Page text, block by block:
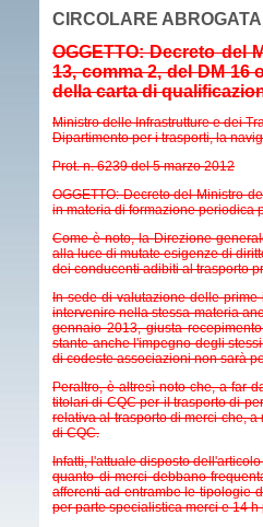
CIRCOLARE
OGGETTO: Decreto del
13, comma 2, del DM
della carta di
Ministro delle Infrastrutture e dei
Dipartimento per i trasporti, la
Prot. n. 6239 del 5 marzo 2012
OGGETTO: Decreto del Ministro
in materia di formazione periodica
Come è noto, la Direzione
alla luce di mutate esigenze di
dei conducenti adibiti al trasporto
In sede di valutazione delle
intervenire nella stessa materia
gennaio 2013, giusta
stante anche l'impegno degli
di codeste associazioni non sarà
Peraltro, è altresì noto che, a far
titolari di CQC per il trasporto di
relativa al trasporto di merci che,
di CQC.
Infatti, l'attuale disposto
quanto di merci debbano
afferenti ad entrambe le tipologie
per parte specialistica merci e 14